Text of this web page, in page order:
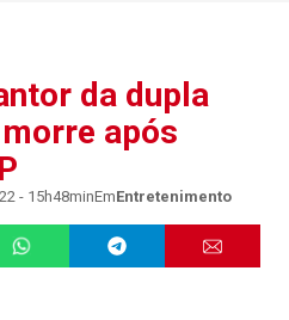
da dupla
após
- 15h48minEmEntretenimento